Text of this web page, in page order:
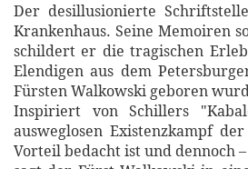
Der desillusionierte
Krankenhaus. Seine Memoiren
schildert er die tragischen
Elendigen aus dem
Fürsten Walkowski geboren
Inspiriert von Schillers
ausweglosen Existenzkampf
Vorteil bedacht ist und dennoch